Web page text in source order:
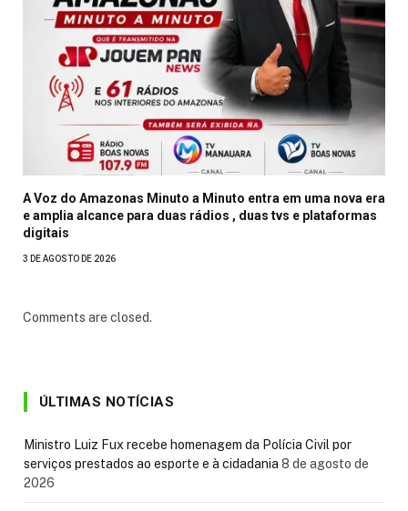
A Voz do Amazonas Minuto a Minuto entra em uma nova era
e amplia alcance para duas rádios , duas tvs e plataformas
digitais
3 DE AGOSTO DE 2026
Comments are closed.
ÚLTIMAS NOTÍCIAS
Ministro Luiz Fux recebe homenagem da Polícia Civil por
serviços prestados ao esporte e à cidadania 8 de agosto de
2026